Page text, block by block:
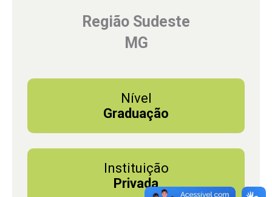
Região Sudeste
MG
Nível
Graduação
Instituição
Privada